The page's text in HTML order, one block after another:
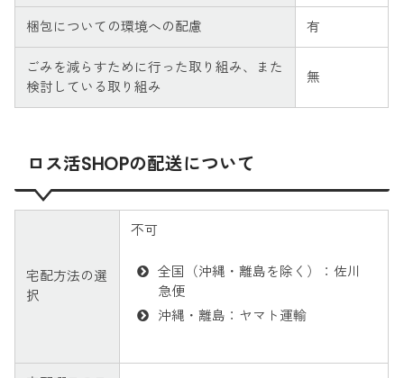
梱包についての環境への配慮 有
ごみを減らすために行った取り組み、また
検討している取り組み
無
ロス活SHOPの配送について
宅配方法の選
択
不可
全国（沖縄・離島を除く）：佐川
急便
沖縄・離島：ヤマト運輸